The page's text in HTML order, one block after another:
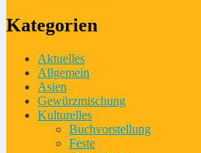
Kategorien
Aktuelles
Allgemein
Asien
Gewürzmischung
Kulturelles
Buchvorstellung
Feste